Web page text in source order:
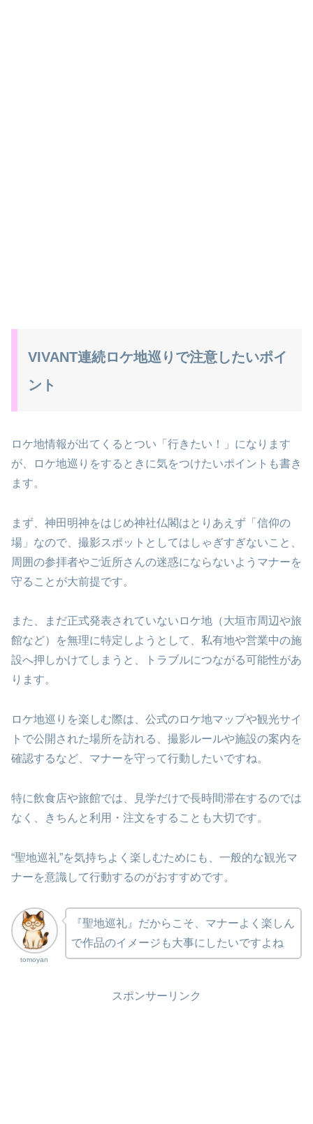
VIVANT連続ロケ地巡りで注意したいポイ
ント
ロケ地情報が出てくるとつい「行きたい！」になります
が、ロケ地巡りをするときに気をつけたいポイントも書き
ます。
まず、神田明神をはじめ神社仏閣はとりあえず「信仰の
場」なので、撮影スポットとしてはしゃぎすぎないこと、
周囲の参拝者やご近所さんの迷惑にならないようマナーを
守ることが大前提です。
また、まだ正式発表されていないロケ地（大垣市周辺や旅
館など）を無理に特定しようとして、私有地や営業中の施
設へ押しかけてしまうと、トラブルにつながる可能性があ
ります。
ロケ地巡りを楽しむ際は、公式のロケ地マップや観光サイ
トで公開された場所を訪れる、撮影ルールや施設の案内を
確認するなど、マナーを守って行動したいですね。
特に飲食店や旅館では、見学だけで長時間滞在するのでは
なく、きちんと利用・注文をすることも大切です。
“聖地巡礼”を気持ちよく楽しむためにも、一般的な観光マ
ナーを意識して行動するのがおすすめです。
tomoyan
『聖地巡礼』だからこそ、マナーよく楽しん
で作品のイメージも大事にしたいですよね
スポンサーリンク